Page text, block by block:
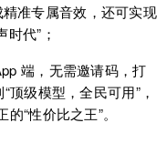
准专属音效，还可实现
代”；
端，无需邀请码，打
级模型，全民可用”，
“性价比之王”。